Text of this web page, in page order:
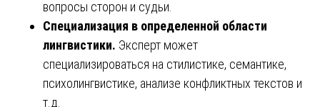
вопросы сторон и судьи.
Специализация в определенной области
лингвистики. Эксперт может
специализироваться на стилистике, семантике,
психолингвистике, анализе конфликтных текстов и
т.д.